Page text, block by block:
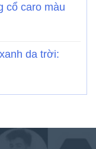
cổ caro màu
da trời: